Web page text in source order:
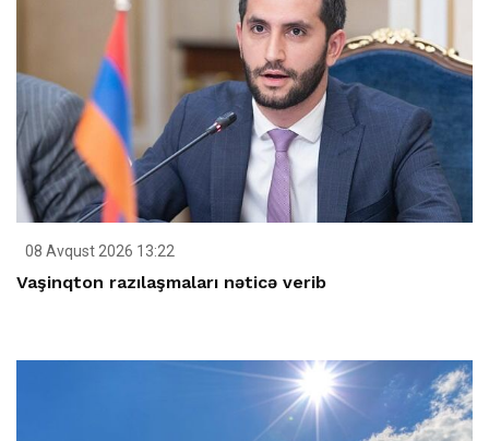
08 Avqust 2026 13:22
Vaşinqton razılaşmaları nəticə verib